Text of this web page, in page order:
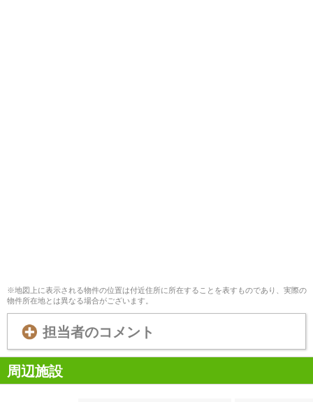
※地図上に表示される物件の位置は付近住所に所在することを表すものであり、実際の
物件所在地とは異なる場合がございます。
担当者のコメント
周辺施設